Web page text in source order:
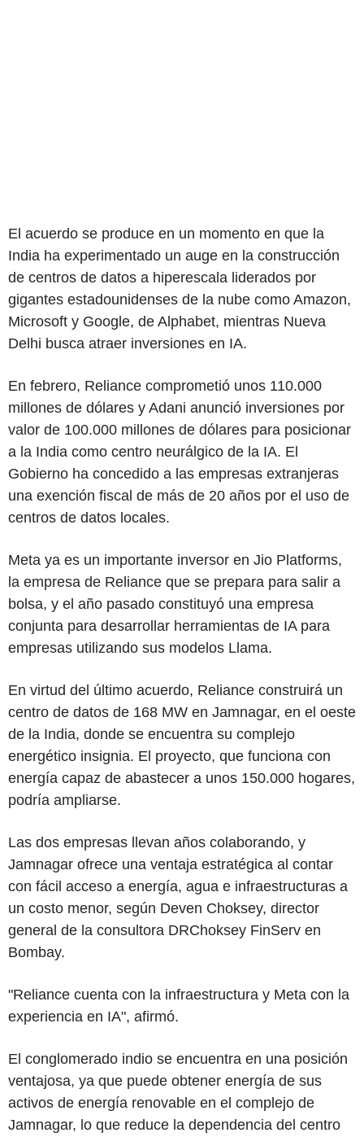
El acuerdo se produce en un momento en que la
India ha experimentado un auge en la construcción
de centros de datos a hiperescala liderados por
gigantes estadounidenses de la nube como Amazon,
Microsoft y Google, de Alphabet, mientras Nueva
Delhi busca atraer inversiones en IA.
En febrero, Reliance comprometió unos 110.000
millones de dólares y Adani anunció inversiones por
valor de 100.000 millones de dólares para posicionar
a la India como centro neurálgico de la IA. El
Gobierno ha concedido a las empresas extranjeras
una exención fiscal de más de 20 años por el uso de
centros de datos locales.
Meta ya es un importante inversor en Jio Platforms,
la empresa de Reliance que se prepara para salir a
bolsa, y el año pasado constituyó una empresa
conjunta para desarrollar herramientas de IA para
empresas utilizando sus modelos Llama.
En virtud del último acuerdo, Reliance construirá un
centro de datos de 168 MW en Jamnagar, en el oeste
de la India, donde se encuentra su complejo
energético insignia. El proyecto, que funciona con
energía capaz de abastecer a unos 150.000 hogares,
podría ampliarse.
Las dos empresas llevan años colaborando, y
Jamnagar ofrece una ventaja estratégica al contar
con fácil acceso a energía, agua e infraestructuras a
un costo menor, según Deven Choksey, director
general de la consultora DRChoksey FinServ en
Bombay.
"Reliance cuenta con la infraestructura y Meta con la
experiencia en IA", afirmó.
El conglomerado indio se encuentra en una posición
ventajosa, ya que puede obtener energía de sus
activos de energía renovable en el complejo de
Jamnagar, lo que reduce la dependencia del centro